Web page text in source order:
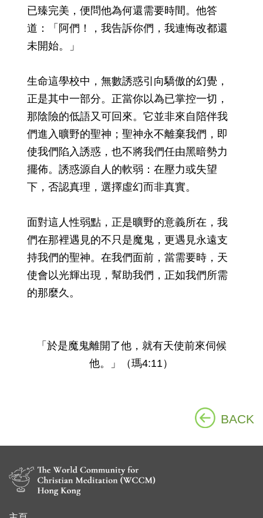
已臻完美，便問他為何還需要時間。他答
道：「阿們！，我告訴你們，我連悔改都還
未開始。」
生命這學校中，無數誘惑引向驕傲的幻覺，
正是其中一部分。正當你以為已掌控一切，
那陰險的低語又可回來。它並非來自陪伴我
們進入曠野的聖神；聖神永不離棄我們，即
使我們陷入誘惑，也不將我們任由黑暗勢力
擺佈。誘惑源自人的軟弱：在壓力或失望
下，否認真理，選擇虛幻而非真實。
面對這人性弱點，正是曠野的意義所在，我
們在那裡遇見的不只是魔鬼，更遇見永遠支
持我們的聖神。在我們面前，當需要時，天
使會以光輝出現，幫助我們，正如我們所需
的那麼久。
「於是魔鬼離開了他，就有天使前來伺候
他。」（瑪4:11）
BACK